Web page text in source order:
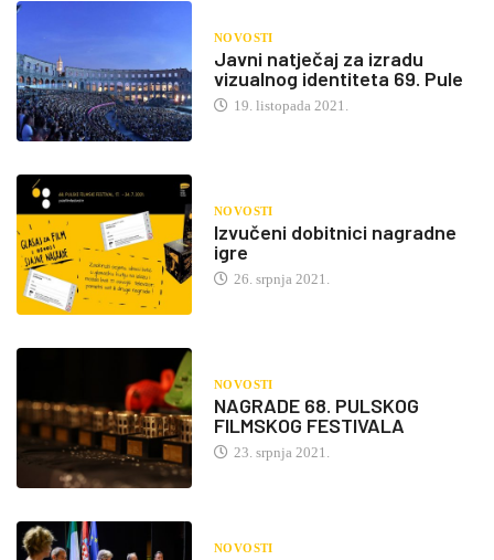
NOVOSTI
Javni natječaj za izradu
vizualnog identiteta 69. Pule
19. listopada 2021.
NOVOSTI
Izvučeni dobitnici nagradne
igre
26. srpnja 2021.
NOVOSTI
NAGRADE 68. PULSKOG
FILMSKOG FESTIVALA
23. srpnja 2021.
NOVOSTI